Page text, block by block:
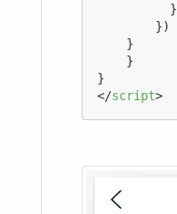
          }
        })
    }
    }
</script>